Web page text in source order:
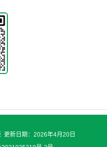
新日期：2026年4月20日